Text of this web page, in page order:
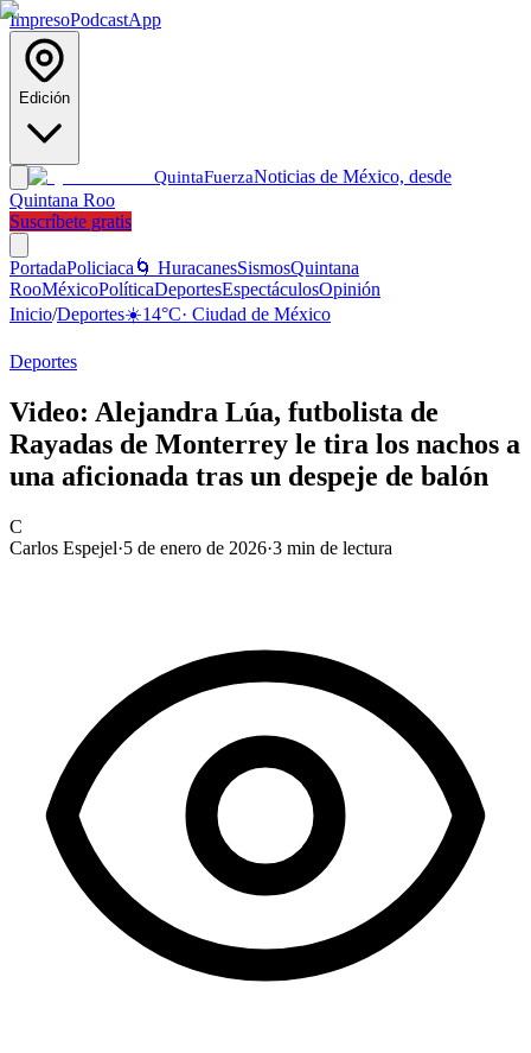
ImpresoPodcastApp
Edición
QuintaFuerzaNoticias de México, desde
Quintana Roo
Suscríbete gratis
PortadaPoliciaca 🌀 HuracanesSismosQuintana
RooMéxicoPolíticaDeportesEspectáculosOpinión
Inicio/Deportes☀️14°C· Ciudad de México
Deportes
Video: Alejandra Lúa, futbolista de
Rayadas de Monterrey le tira los nachos a
una aficionada tras un despeje de balón
C
Carlos Espejel·5 de enero de 2026·3 min de lectura